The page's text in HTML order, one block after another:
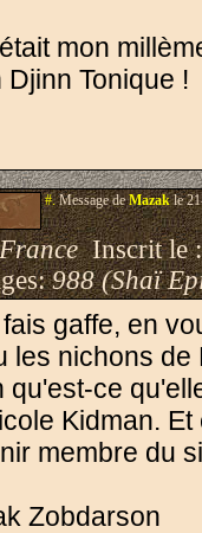
mon
Djinn Tonique !
#.Message deMazakle
FranceInscrit le
988 (Shaï
gaffe, en
les nichons
qu'est-ce
Kidman.
membre du
Zobdarson